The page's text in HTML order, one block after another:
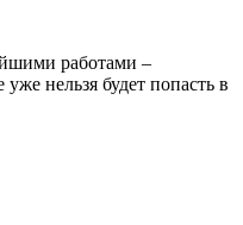
работами –
нельзя будет попасть в